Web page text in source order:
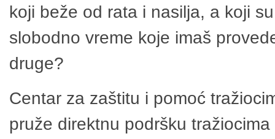
koji beže od rata i nasilja, a koji
slobodno vreme koje imaš
druge?
Centar za zaštitu i pomoć
pruže direktnu podršku